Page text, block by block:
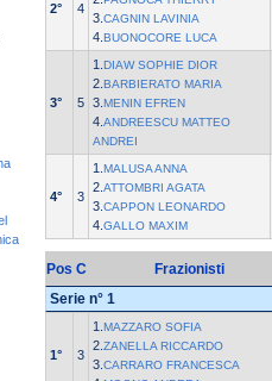
2° 4
3. CAGNIN LAVINIA
4. BUONOCORE LUCA
3° 5
1. DIAW SOPHIE DIOR
2. BARBIERATO MARIA
3. MENIN EFREN
4. ANDREESCU MATTEO
ANDREI
4° 3
1. MALUSA ANNA
2. ATTOMBRI AGATA
3. CAPPON LEONARDO
4. GALLO MAXIM
Pos C
Frazionisti
Serie n° 1
1° 3
1. MAZZARO SOFIA
2. ZANELLA RICCARDO
3. CARRARO FRANCESCA